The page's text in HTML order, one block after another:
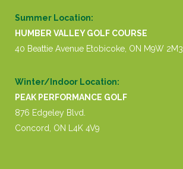
Summer Location:
HUMBER VALLEY GOLF COURSE
40 Beattie Avenue Etobicoke, ON M9W 2M3
Winter/Indoor Location:
PEAK PERFORMANCE GOLF
876 Edgeley Blvd.
Concord, ON L4K 4V9